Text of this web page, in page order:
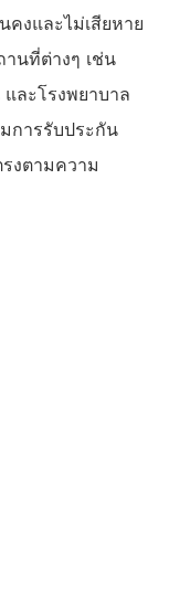
คงและไม่เสียหาย
านที่ต่างๆ เช่น
ละโรงพยาบาล
การรับประกัน
งตามความ